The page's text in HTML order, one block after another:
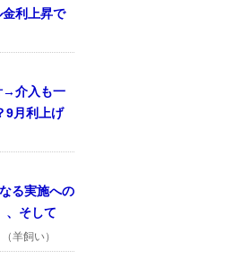
利上昇で
→介入も一
9月利上げ
る実施への
、そして
（羊飼い）